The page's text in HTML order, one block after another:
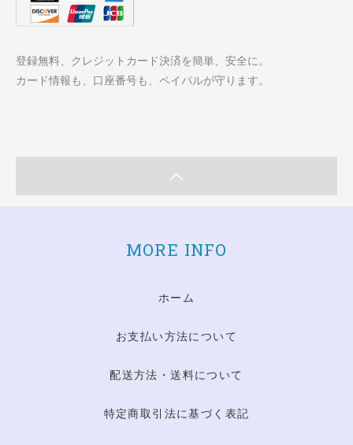
登録無料、クレジットカード決済を簡単、安全に。
カード情報も、口座番号も、ペイパルが守ります。
MORE INFO
ホーム
お支払い方法について
配送方法・送料について
特定商取引法に基づく表記